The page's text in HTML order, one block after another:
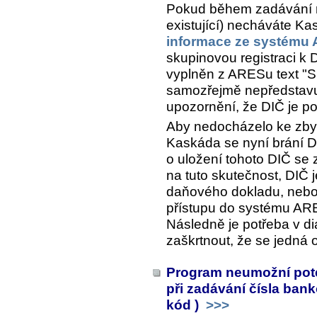
Pokud během
existující) necháváte
informace ze systému
skupinovou registraci k
vyplněn z ARESu text
samozřejmě
upozornění, že DIČ je
Aby nedocházelo ke
Kaskáda se nyní brání
o uložení tohoto DIČ se
na tuto skutečnost, DIČ
daňového dokladu,
přístupu do systému
Následně je potřeba v
zaškrtnout, že se jedná
Program neumožní
při zadávání čísla
kód ) >>>